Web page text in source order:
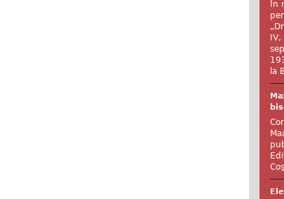
În
IV,
la